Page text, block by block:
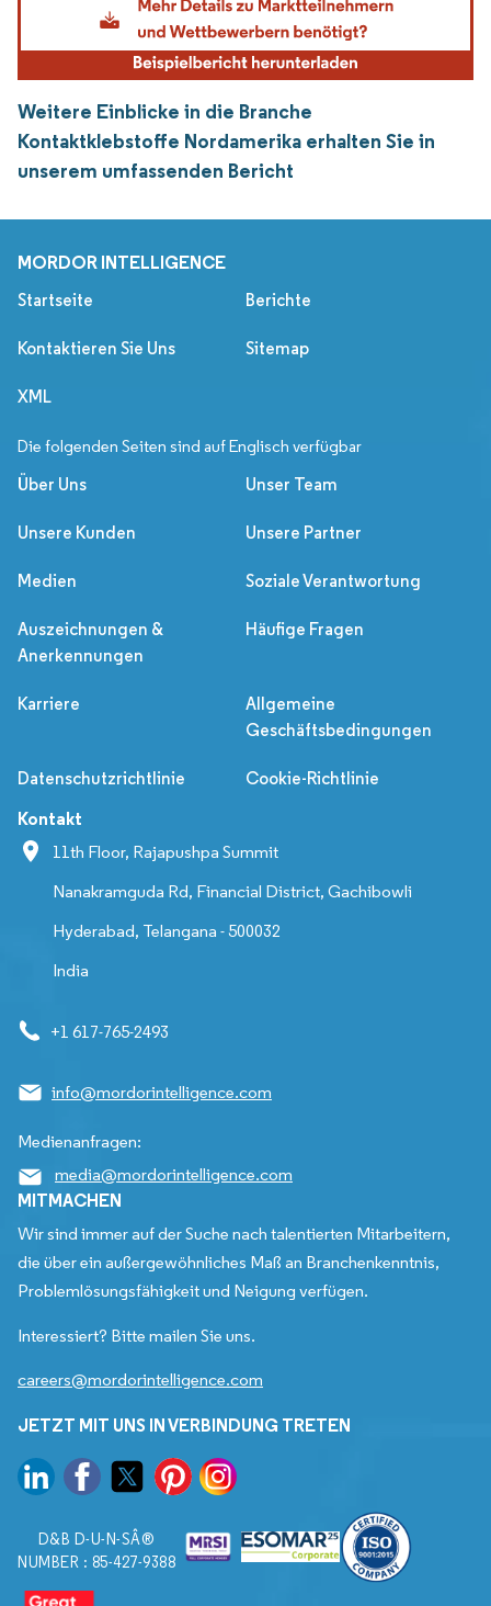
Weitere Einblicke in die Branche
Kontaktklebstoffe Nordamerika erhalten Sie in
unserem umfassenden Bericht
MORDOR INTELLIGENCE
Startseite Berichte
Kontaktieren Sie Uns Sitemap
XML
Die folgenden Seiten sind auf Englisch verfügbar
Über Uns Unser Team
Unsere Kunden Unsere Partner
Medien Soziale Verantwortung
Auszeichnungen &
Anerkennungen
Häufige Fragen
Karriere
Allgemeine
Geschäftsbedingungen
Datenschutzrichtlinie Cookie-Richtlinie
Kontakt
11th Floor, Rajapushpa Summit
Nanakramguda Rd, Financial District, Gachibowli
Hyderabad, Telangana - 500032
India
+1 617-765-2493
info@mordorintelligence.com
Medienanfragen:
media@mordorintelligence.com
MITMACHEN
Wir sind immer auf der Suche nach talentierten Mitarbeitern,
die über ein außergewöhnliches Maß an Branchenkenntnis,
Problemlösungsfähigkeit und Neigung verfügen.
Interessiert? Bitte mailen Sie uns.
careers@mordorintelligence.com
JETZT MIT UNS IN VERBINDUNG TRETEN
D&B D-U-N-SÂ®
NUMBER : 85-427-9388